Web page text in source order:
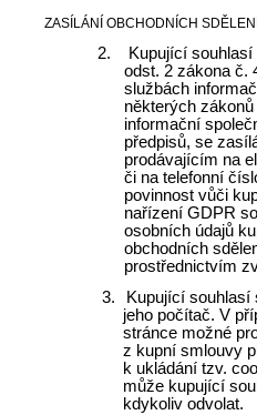
ZASÍLÁNÍ OBCHODNÍCH
2.
Kupující
odst. 2 zákona č.
službách
některých
informační
předpisů, se
prodávajícím na
či na telefonní
povinnost vůči
nařízení GDPR
osobních údajů
obchodních
prostřednictvím
3.
Kupující souhlasí
jeho počítač. V
stránce možné
z kupní smlouvy
k ukládání tzv.
může kupující
kdykoliv odvolat.